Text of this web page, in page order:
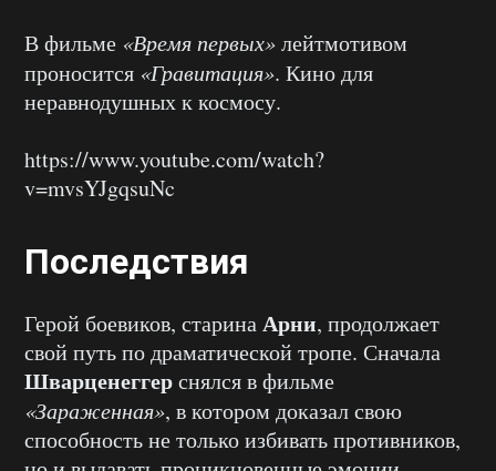
В фильме «Время первых»лейтмотивом
проносится «Гравитация». Кино для
неравнодушных к космосу.
https://www.youtube.com/watch?
v=mvsYJgqsuNc
Последствия
Герой боевиков, старинаАрни, продолжает
свой путь по драматической тропе. Сначала
Шварценеггерснялся в фильме
«Зараженная», в котором доказал свою
способность не только избивать противников,